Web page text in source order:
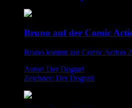
Bruno auf der Comic
Bruno kommt zur Comic Action
Autor: Der Dogtari
Zeichner: Der Dogtari